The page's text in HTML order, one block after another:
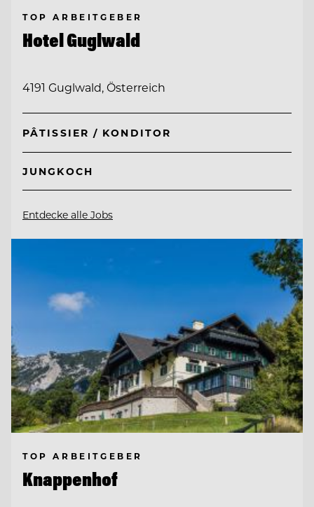
TOP ARBEITGEBER
Hotel Guglwald
4191 Guglwald, Österreich
PÂTISSIER / KONDITOR
JUNGKOCH
Entdecke alle Jobs
TOP ARBEITGEBER
Knappenhof